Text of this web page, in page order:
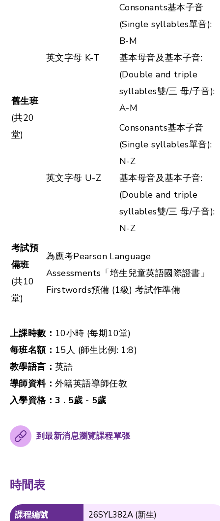
舊生班
(共20
堂)
英文字母 K-T
Consonants基本子音
(Single syllables單音):
B-M
基本母音及基本子音:
(Double and triple
syllables雙/三 母/子音):
A-M
英文字母 U-Z
Consonants基本子音
(Single syllables單音):
N-Z
基本母音及基本子音:
(Double and triple
syllables雙/三 母/子音):
N-Z
考試預
備班
(共10
堂)
為應考Pearson Language
Assessments「培生兒童英語國際證書」
Firstwords預備 (1級) 考試作準備
上課時數： 10小時 (每期10堂)
每班名額： 15人 (師生比例: 1:8)
教學語言： 英語
導師資料： 外籍英語導師任教
入學資格：3 . 5歲 - 5歲
到最新消息瀏覽課程單張
時間表
課程編號
26SYL382A (新生)